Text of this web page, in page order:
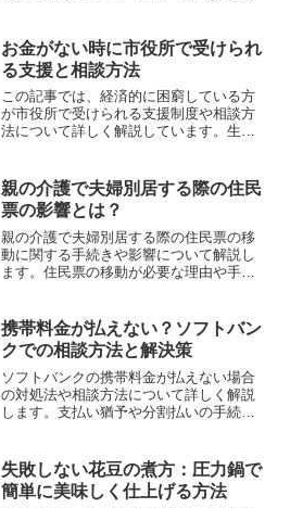
す。
お金がない時に市役所で受けられ
る支援と相談方法
この記事では、経済的に困窮している方
が市役所で受けられる支援制度や相談方
法について詳しく解説しています。生活
を紹介し、支援を受けるための具体的な
ステップや生活改善のポイントについて
も説明しています。
親の介護で夫婦別居する際の住民
票の影響とは？
親の介護で夫婦別居する際の住民票の移
動に関する手続きや影響について解説し
ます。住民票の移動が必要な理由や手続
明します。
携帯料金が払えない？ソフトバン
クでの相談方法と解決策
ソフトバンクの携帯料金が払えない場合
の対処法や相談方法について詳しく解説
します。支払い猶予や分割払いの手続き
の紹介など、具体的な解決策を提供しま
す。
失敗しない花豆の煮方：圧力鍋で
簡単に美味しく仕上げる方法